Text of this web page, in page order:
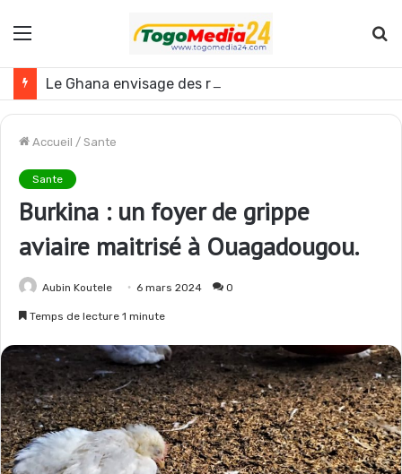
Menu
Le Ghana envisage des réformes politiques
Accueil / Sante
Sante
Burkina : un foyer de grippe
aviaire maitrisé à Ouagadougou.
Aubin Koutele 6 mars 2024 0
Temps de lecture 1 minute